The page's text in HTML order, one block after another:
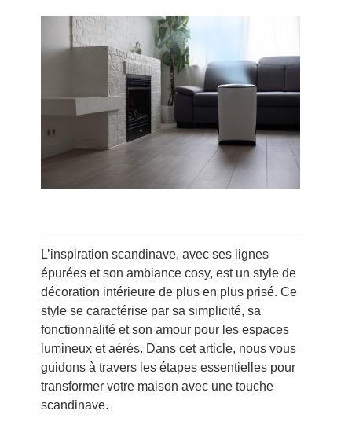
L’inspiration scandinave, avec ses lignes
épurées et son ambiance cosy, est un style de
décoration intérieure de plus en plus prisé. Ce
style se caractérise par sa simplicité, sa
fonctionnalité et son amour pour les espaces
lumineux et aérés. Dans cet article, nous vous
guidons à travers les étapes essentielles pour
transformer votre maison avec une touche
scandinave.